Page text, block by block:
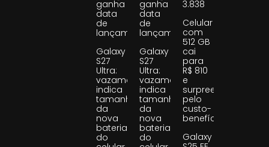
ganha
data
de
lançamento
Galaxy
S27
Ultra:
vazamento
indica
tamanho
da
nova
bateria
do
ganha
data
de
lançamento
Galaxy
S27
Ultra:
vazamento
indica
tamanho
da
nova
bateria
do
3.838
Celular
com
512 GB
cai
para
R$ 810
e
surpreende
pelo
custo-
benefício
Galaxy